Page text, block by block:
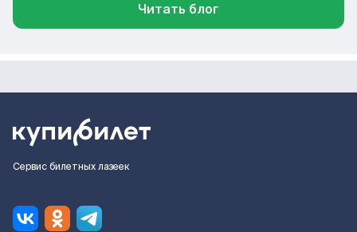
Читать блог
Сервис билетных лазеек